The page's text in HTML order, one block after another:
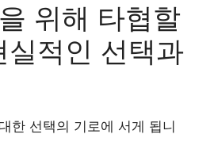
위해 타협할
실적인 선택과
한 선택의 기로에 서게 됩니